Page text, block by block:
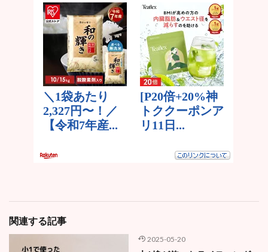
関連する記事
2025-05-20